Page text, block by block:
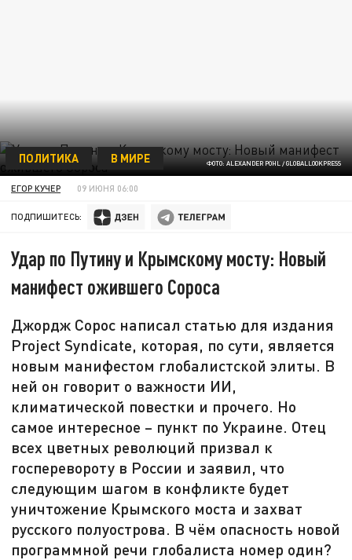
ФОТО: ALEXANDER POHL / GLOBALLООKPRESS
ПОЛИТИКА В МИРЕ
ЕГОР КУЧЕР 09 ИЮНЯ 06:00
ПОДПИШИТЕСЬ:
Удар по Путину и Крымскому мосту: Новый
манифест ожившего Сороса
Джордж Сорос написал статью для издания
Project Syndicate, которая, по сути, является
новым манифестом глобалистской элиты. В
ней он говорит о важности ИИ,
климатической повестки и прочего. Но
самое интересное – пункт по Украине. Отец
всех цветных революций призвал к
госперевороту в России и заявил, что
следующим шагом в конфликте будет
уничтожение Крымского моста и захват
русского полуострова. В чём опасность новой
программной речи глобалиста номер один?